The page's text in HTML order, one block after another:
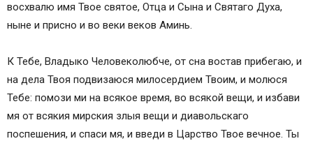
восхвалю имя Твое святое, Отца и Сына и Святаго Духа,
ныне и присно и во веки веков Аминь.
К Тебе, Владыко Человеколюбче, от сна востав прибегаю, и
на дела Твоя подвизаюся милосердием Твоим, и молюся
Тебе: помози ми на всякое время, во всякой вещи, и избави
мя от всякия мирския злыя вещи и диавольскаго
поспешения, и спаси мя, и введи в Царство Твое вечное. Ты